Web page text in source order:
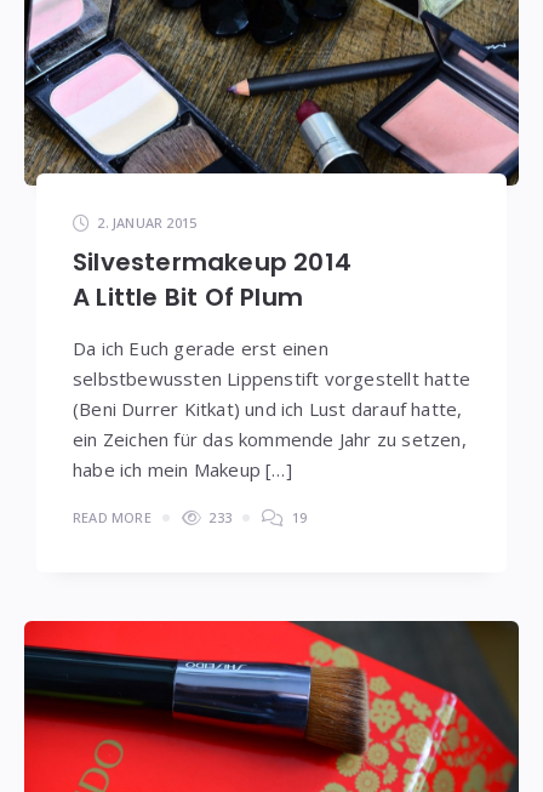
2. JANUAR 2015
Silvestermakeup 2014
A Little Bit Of Plum
Da ich Euch gerade erst einen
selbstbewussten Lippenstift vorgestellt hatte
(Beni Durrer Kitkat) und ich Lust darauf hatte,
ein Zeichen für das kommende Jahr zu setzen,
habe ich mein Makeup […]
READ MORE 233 19